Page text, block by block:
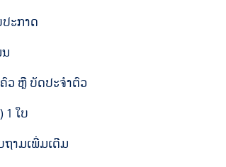
ປະກາດ
ວ ຫຼື ບັດປະຈໍາຕົວ
1 ໃບ
າມເພີ່ມເຕີມ